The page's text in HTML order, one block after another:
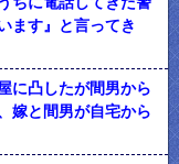
ます』と言ってき
に凸したが間男から
嫁と間男が自宅から